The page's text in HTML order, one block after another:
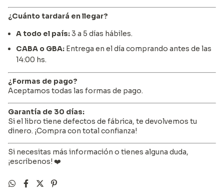
¿Cuánto tardará en llegar?
A todo el país: 3 a 5 días hábiles.
CABA o GBA: Entrega en el día comprando antes de las
14:00 hs.
¿Formas de pago?
Aceptamos todas las formas de pago.
Garantía de 30 días:
Si el libro tiene defectos de fábrica, te devolvemos tu
dinero. ¡Compra con total confianza!
Si necesitas más información o tienes alguna duda,
¡escríbenos! ❤️